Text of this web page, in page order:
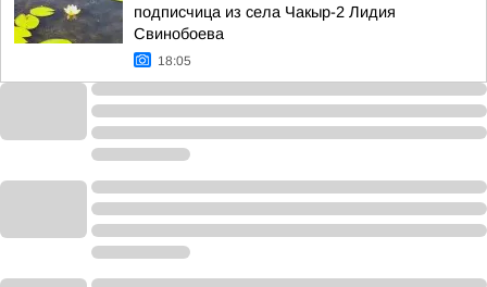
подписчица из села Чакыр-2 Лидия
Свинобоева
18:05